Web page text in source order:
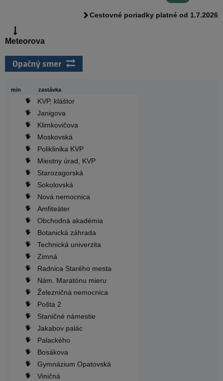
Cestovné poriadky platné od 1.7.2026
Meteorova
Opačný smer
min zastávka
KVP, kláštor
Janigova
Klimkovičova
Moskovská
Poliklinika KVP
Miestny úrad, KVP
Starozagorská
Sokolovská
Nová nemocnica
Amfiteáter
Obchodná akadémia
Botanická záhrada
Technická univerzita
Zimná
Radnica Starého mesta
Nám. Maratónu mieru
Železničná nemocnica
Pošta 2
Staničné námestie
Jakabov palác
Palackého
Bosákova
Gymnázium Opatovská
Viničná